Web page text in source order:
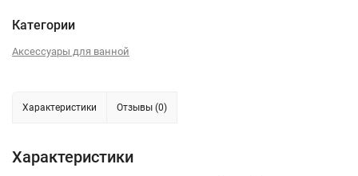
Категории
Аксессуары для ванной
Характеристики Отзывы (0)
Характеристики